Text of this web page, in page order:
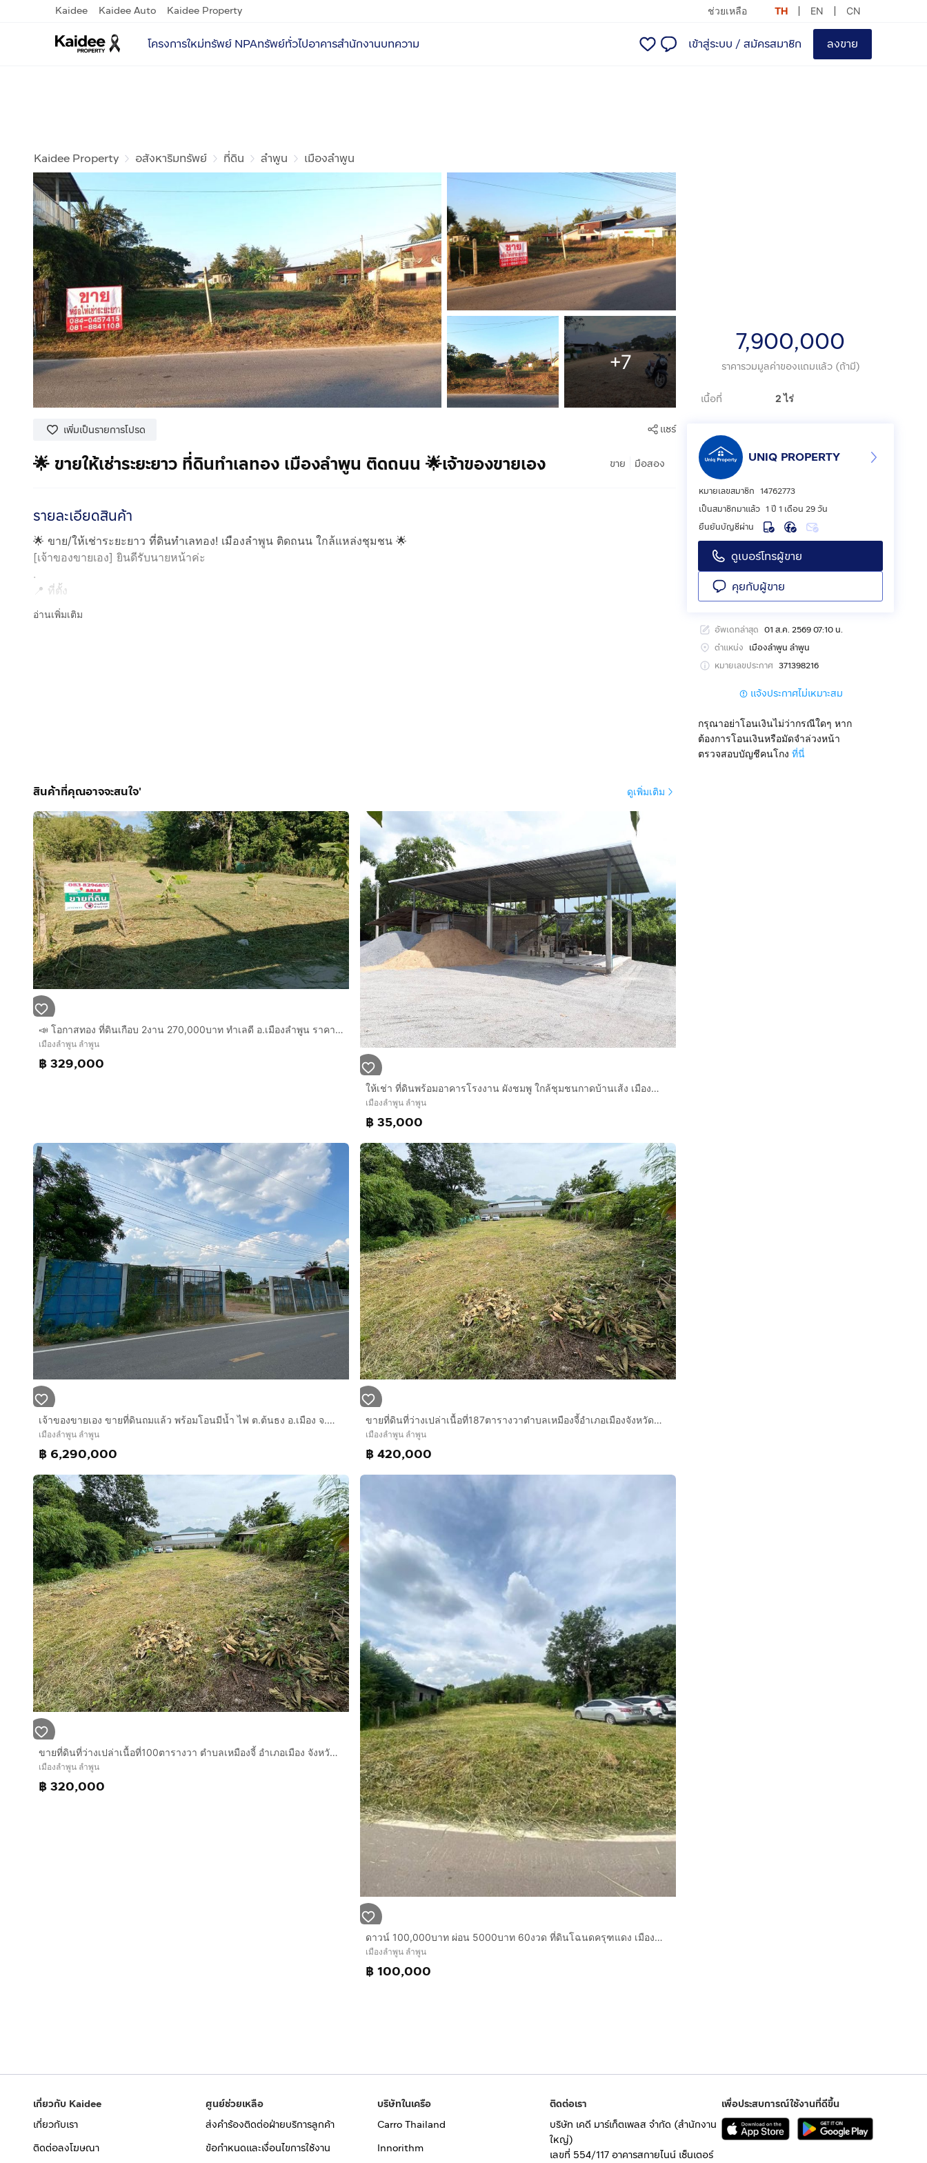
Kaidee Kaidee Auto Kaidee Property ช่วยเหลือ TH EN CN
โครงการใหม่ทรัพย์ NPAทรัพย์ทั่วไปอาคารสำนักงานบทความ เข้าสู่ระบบ / สมัครสมาชิก ลงขาย
Kaidee Property อสังหาริมทรัพย์ ที่ดิน ลำพูน เมืองลำพูน
+7
เพิ่มเป็นรายการโปรด แชร์
ขาย มือสอง
🌟 ขายให้เช่าระยะยาว ที่ดินทำเลทอง เมืองลำพูน ติดถนน 🌟เจ้าของขายเอง
รายละเอียดสินค้า
🌟 ขาย/ให้เช่าระยะยาว ที่ดินทำเลทอง! เมืองลำพูน ติดถนน ใกล้แหล่งชุมชน 🌟
[เจ้าของขายเอง] ยินดีรับนายหน้าค่ะ
.
📍 ที่ตั้ง
แม่สารบ้านหลุก ตำบลป่าสัก อำเภอเมือง จังหวัดลำพูน
🏞️ รายละเอียดที่ดิน
ด้านหน้าติดถนน เข้า–ออกสะดวก
ทำเลสวย เหมาะพัฒนาได้หลายรูปแบบ
.
💼 ศักยภาพการใช้ประโยชน์
เปิดกิจการ / ทำการค้า
ร้านอาหาร / คาเฟ่
หอพัก / รีสอร์ท
สร้างบ้านขาย / โครงการบ้านจัดสรร
สร้างบ้านเพื่ออยู่อาศัยเอง
.
💰 ราคาขาย ขายยกแปลง 2 ไร่ (ไม่แบ่งขาย)
ราคารวม 7,900,000 บาท ราคาต่อรองได้ค่ะ
ค่าโอนคนละครึ่ง
**ถ้าเช่าระยะยาว สัญญาเช่าขั้นต่ำ 2 ปี ค่าเช่าเดือนละ 10,000 บาท
#ที่ดินทำเลทอง #ที่ดินติดถนน #ที่ดินใกล้ชุมชน
#ที่ดินเพื่อการลงทุน #ที่ดินทำธุรกิจ
#ที่ดินทำร้านอาหาร #ที่ดินสร้างหอพัก
#ที่ดินสร้างบ้าน #ที่ดินสวย
#อสังหาริมทรัพย์ #ลงทุนอสังหา
อ่านเพิ่มเติม
7,900,000
ราคารวมมูลค่าของแถมแล้ว (ถ้ามี)
เนื้อที่ 2 ไร่
UNIQ PROPERTY
หมายเลขสมาชิก 14762773
เป็นสมาชิกมาแล้ว 1 ปี 1 เดือน 29 วัน
ยืนยันบัญชีผ่าน
ดูเบอร์โทรผู้ขาย
คุยกับผู้ขาย
อัพเดทล่าสุด 01 ส.ค. 2569 07:10 น.
ตำแหน่ง เมืองลำพูน ลำพูน
หมายเลขประกาศ 371398216
แจ้งประกาศไม่เหมาะสม
กรุณาอย่าโอนเงินไม่ว่ากรณีใดๆ หาก
ต้องการโอนเงินหรือมัดจำล่วงหน้า
ตรวจสอบบัญชีคนโกง ที่นี่
สินค้าที่คุณอาจจะสนใจ' ดูเพิ่มเติม
📣 โอกาสทอง ที่ดินเกือบ 2งาน 270,000บาท ทำเลดี อ.เมืองลำพูน ราคาสุดคุ้ม
เมืองลำพูน ลำพูน
฿ 329,000
ให้เช่า ที่ดินพร้อมอาคารโรงงาน ผังชมพู ใกล้ชุมชนกาดบ้านเส้ง เมืองลำพูน
เมืองลำพูน ลำพูน
฿ 35,000
เจ้าของขายเอง ขายที่ดินถมแล้ว พร้อมโอนมีน้ำ ไฟ ต.ต้นธง อ.เมือง จ.ลำพูน
เมืองลำพูน ลำพูน
฿ 6,290,000
ขายที่ดินที่ว่างเปล่าเนื้อที่187ตารางวาตำบลเหมืองจี้อำเภอเมืองจังหวัดลำพูนมีไฟฟ้ามีน้ำประปาในชุมชนติดถนนลาดยางห่างจากตัวเมืองลำพูนไปห้ากิโลโ
เมืองลำพูน ลำพูน
฿ 420,000
ขายที่ดินที่ว่างเปล่าเนื้อที่100ตารางวา ตำบลเหมืองจี้ อำเภอเมือง จังหวัดลำพูน มีไฟฟ้ามีน้ำประปาในชุมชนติดถนนลาดยางห่างจากตัวเมืองลำพูนไปห้าก
เมืองลำพูน ลำพูน
฿ 320,000
ดาวน์ 100,000บาท ผ่อน 5000บาท 60งวด ที่ดินโฉนดครุฑแดง เมืองลำพูน
เมืองลำพูน ลำพูน
฿ 100,000
เกี่ยวกับ Kaidee
เกี่ยวกับเรา
ติดต่อลงโฆษณา
ศูนย์ช่วยเหลือ
ส่งคำร้องติดต่อฝ่ายบริการลูกค้า
ข้อกำหนดและเงื่อนไขการใช้งาน
บริษัทในเครือ
Carro Thailand
Innorithm
ติดต่อเรา
บริษัท เคดี มาร์เก็ตเพลส จำกัด (สำนักงาน
ใหญ่)
เลขที่ 554/117 อาคารสกายไนน์ เซ็นเตอร์
เพื่อประสบการณ์ใช้งานที่ดีขึ้น